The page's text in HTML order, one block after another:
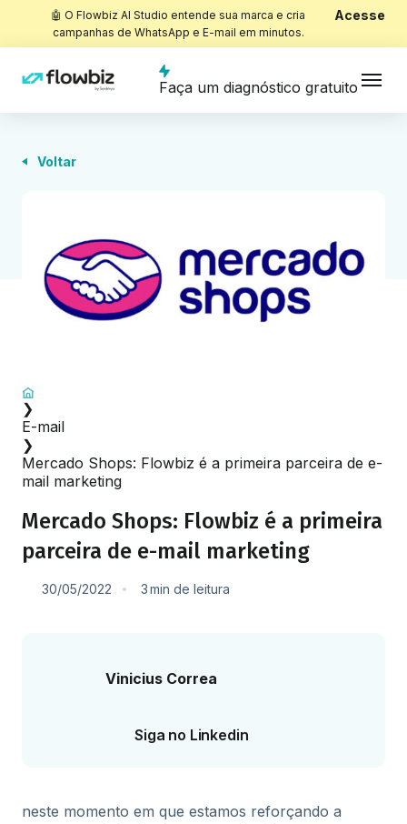
🤖 O Flowbiz AI Studio entende sua marca e cria
campanhas de WhatsApp e E-mail em minutos.
Acesse
Faça um diagnóstico gratuito
Voltar
Início
❯
E-mail
❯
Mercado Shops: Flowbiz é a primeira parceira de e-
mail marketing
Mercado Shops: Flowbiz é a primeira
parceira de e-mail marketing
30/05/2022 3min de leitura
Vinicius Correa
Siga no Linkedin
neste momento em que estamos reforçando a